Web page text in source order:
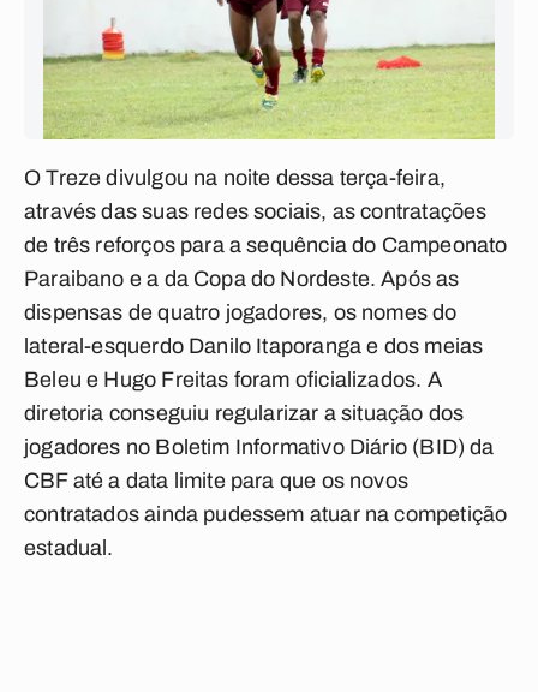
O Treze divulgou na noite dessa terça-feira,
através das suas redes sociais, as contratações
de três reforços para a sequência do Campeonato
Paraibano e a da Copa do Nordeste. Após as
dispensas de quatro jogadores, os nomes do
lateral-esquerdo Danilo Itaporanga e dos meias
Beleu e Hugo Freitas foram oficializados. A
diretoria conseguiu regularizar a situação dos
jogadores no Boletim Informativo Diário (BID) da
CBF até a data limite para que os novos
contratados ainda pudessem atuar na competição
estadual.